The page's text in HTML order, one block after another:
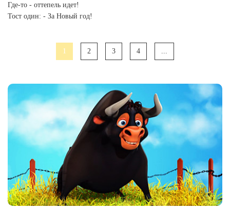
Где-то - оттепель идет!
Тост один: - За Новый год!
1 2 3 4 ...